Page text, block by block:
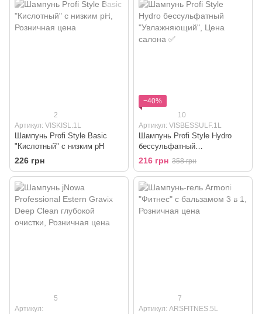
2
Артикул: VISKISL.1L
Шампунь Profi Style Basic
"Кислотный" с низким рН
226 грн
−40%
10
Артикул: VISBESSULF.1L
Шампунь Profi Style Hydro
бессульфатный
"Увлажняющий"
216 грн 358 грн
5
Артикул:
7
Артикул: ARSFITNES.5L